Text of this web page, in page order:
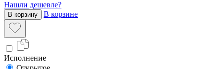
Нашли дешевле?
В корзину В корзине
Исполнение